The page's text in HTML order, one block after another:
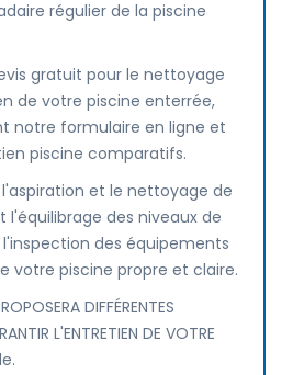
régulier de la piscine
gratuit pour le nettoyage
de votre piscine enterrée,
notre formulaire en ligne et
piscine comparatifs.
et le nettoyage de
l'équilibrage des niveaux de
des équipements
votre piscine propre et claire.
DIFFÉRENTES
L'ENTRETIEN DE VOTRE